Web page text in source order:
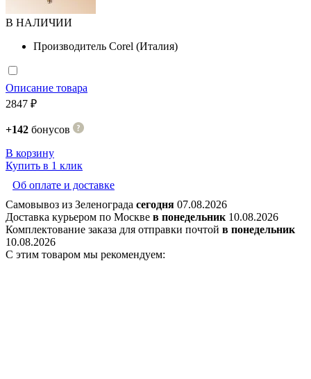
В НАЛИЧИИ
Производитель Corel (Италия)
Описание товара
2847 ₽
+142 бонусов
В корзину
Купить в 1 клик
Об оплате и доставке
Самовывоз из Зеленограда сегодня 07.08.2026
Доставка курьером по Москве в понедельник 10.08.2026
Комплектование заказа для отправки почтой в понедельник
10.08.2026
С этим товаром мы рекомендуем: